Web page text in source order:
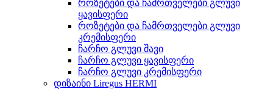
როზეტები და ჩამრთველები გლუვი
ყავისფერი
როზეტები და ჩამრთველები გლუვი
კრემისფერი
ჩარჩო გლუვი შავი
ჩარჩო გლუვი ყავისფერი
ჩარჩო გლუვი კრემისფერი
დიზაინი Liregus HERMI